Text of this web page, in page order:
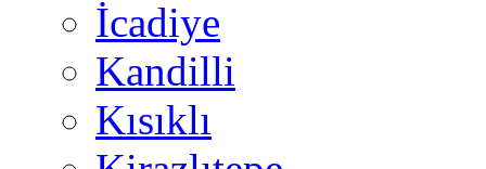
İcadiye
Kandilli
Kısıklı